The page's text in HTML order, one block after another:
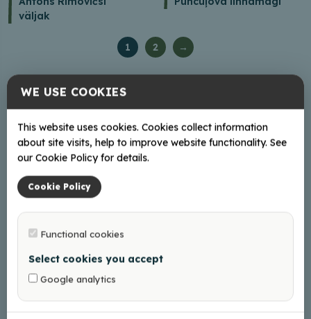
väljak
1 2 →
+
−
WE USE COOKIES
This website uses cookies. Cookies collect information
about site visits, help to improve website functionality. See
our Cookie Policy for details.
Cookie Policy
Functional cookies
Select cookies you accept
Google analytics